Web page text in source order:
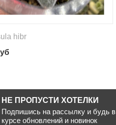
hibr
НЕ ПРОПУСТИ ХОТЕЛКИ
Подпишись на рассылку и будь в
курсе обновлений и новинок